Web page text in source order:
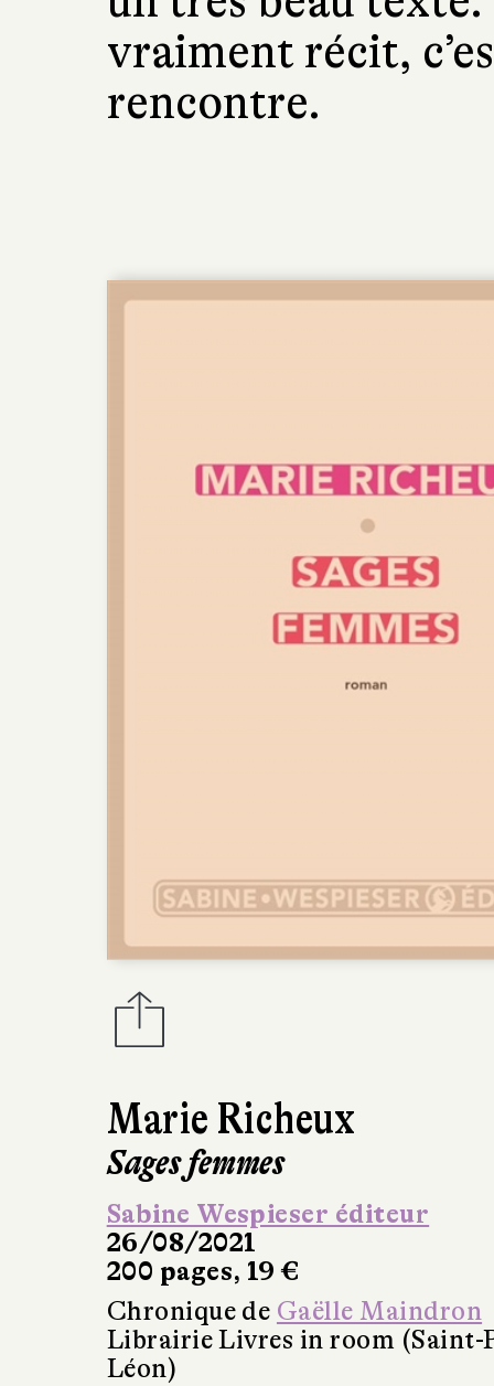
Marie Richeux
Sages femmes
Sabine Wespieser éditeur
26/08/2021
200 pages, 19 €
Chronique de Gaëlle Maindron
Librairie Livres in room (Saint-
Léon)
vraiment récit,
rencontre.